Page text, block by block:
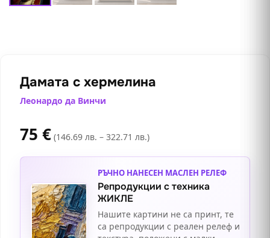
Дамата с хермелина
Леонардо да Винчи
75 € (146.69 лв. – 322.71 лв.)
РЪЧНО НАНЕСЕН МАСЛЕН РЕЛЕФ
Репродукции с техника
ЖИКЛЕ
Нашите картини не са принт, те
са репродукции с реален релеф и